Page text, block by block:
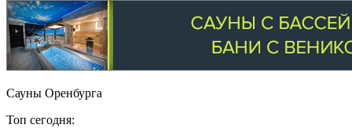
Сауны Оренбурга
Топ сегодня: